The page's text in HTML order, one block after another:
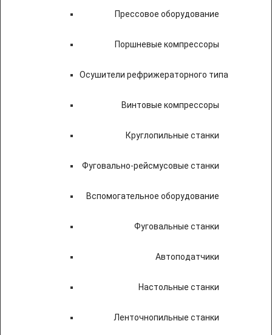
Прессовое оборудование
Поршневые компрессоры
Осушители рефрижераторного типа
Винтовые компрессоры
Круглопильные станки
Фуговально-рейсмусовые станки
Вспомогательное оборудование
Фуговальные станки
Автоподатчики
Настольные станки
Ленточнопильные станки